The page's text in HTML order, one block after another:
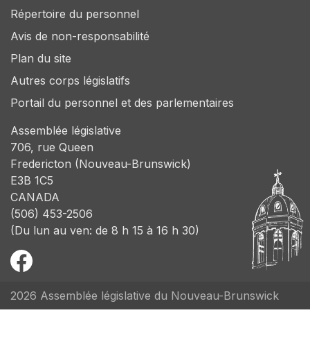
Répertoire du personnel
Avis de non-responsabilité
Plan du site
Autres corps législatifs
Portail du personnel et des parlementaires
Assemblée législative
706, rue Queen
Fredericton (Nouveau-Brunswick)
E3B 1C5
CANADA
(506) 453-2506
(Du lun au ven: de 8 h 15 à 16 h 30)
2026 Assemblée législative du Nouveau-Brunswick